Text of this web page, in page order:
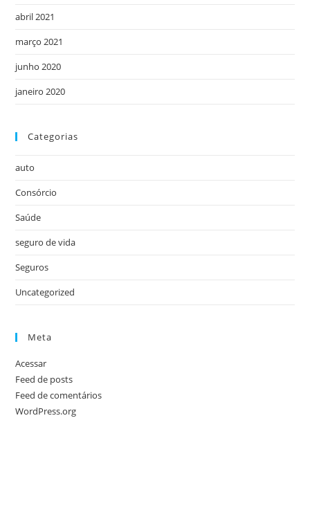
abril 2021
março 2021
junho 2020
janeiro 2020
Categorias
auto
Consórcio
Saúde
seguro de vida
Seguros
Uncategorized
Meta
Acessar
Feed de posts
Feed de comentários
WordPress.org